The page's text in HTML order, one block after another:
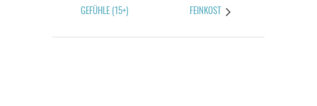
EFÜHLE (15+)
FEINKOST